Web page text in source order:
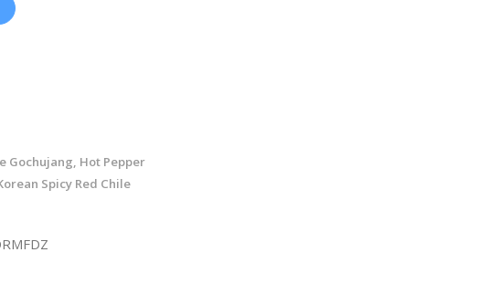
Gochujang, Hot Pepper
Spicy Red Chile